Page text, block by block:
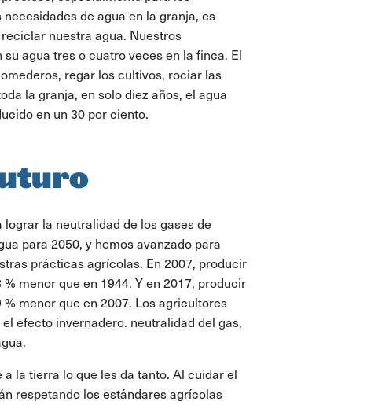
de agua en la granja, es
nuestra agua. Nuestros
agua tres o cuatro veces en la finca. El
regar los cultivos, rociar las
la granja, en solo diez años, el agua
en un 30 por ciento.
la neutralidad de los gases de
para 2050, y hemos avanzado para
prácticas agrícolas. En 2007, producir
menor que en 1944. Y en 2017, producir
menor que en 2007. Los agricultores
efecto invernadero. neutralidad del gas,
la tierra lo que les da tanto. Al cuidar el
respetando los estándares agrícolas